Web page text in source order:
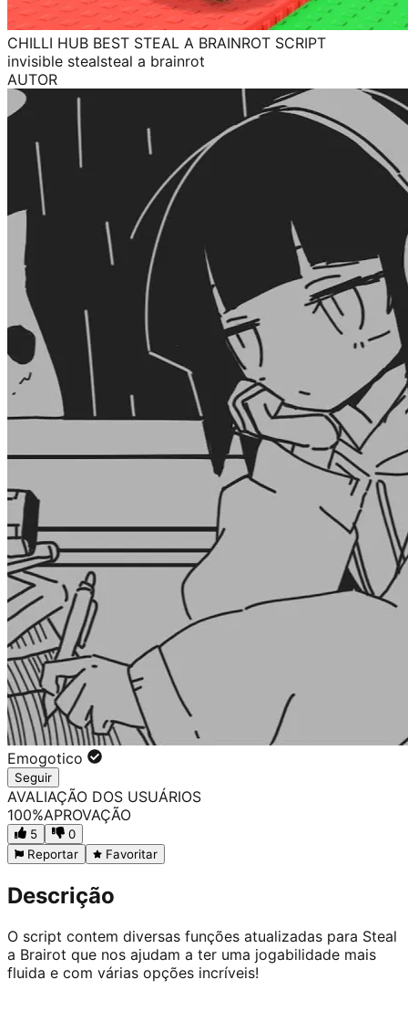
CHILLI HUB BEST STEAL A BRAINROT SCRIPT
invisible stealsteal a brainrot
AUTOR
Emogotico
Seguir
AVALIAÇÃO DOS USUÁRIOS
100%APROVAÇÃO
5
0
Reportar
Favoritar
Descrição
O script contem diversas funções atualizadas para Steal
a Brairot que nos ajudam a ter uma jogabilidade mais
fluida e com várias opções incríveis!